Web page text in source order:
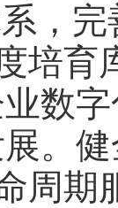
，
培
数
。
周期